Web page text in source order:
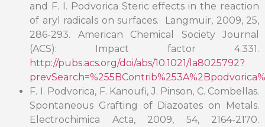
and F. I. Podvorica Steric effects in the reaction
of aryl radicals on surfaces. Langmuir, 2009, 25,
286-293. American Chemical Society Journal
(ACS): Impact factor 4.331.
http://pubs.acs.org/doi/abs/10.1021/la8025792?
F. I. Podvorica, F. Kanoufi, J. Pinson, C. Combellas.
Spontaneous Grafting of Diazoates on Metals.
Electrochimica Acta, 2009, 54, 2164-2170.